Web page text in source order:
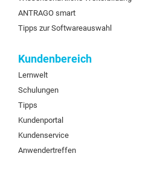
ANTRAGO smart
Tipps zur Softwareauswahl
Kundenbereich
Lernwelt
Schulungen
Tipps
Kundenportal
Kundenservice
Anwendertreffen